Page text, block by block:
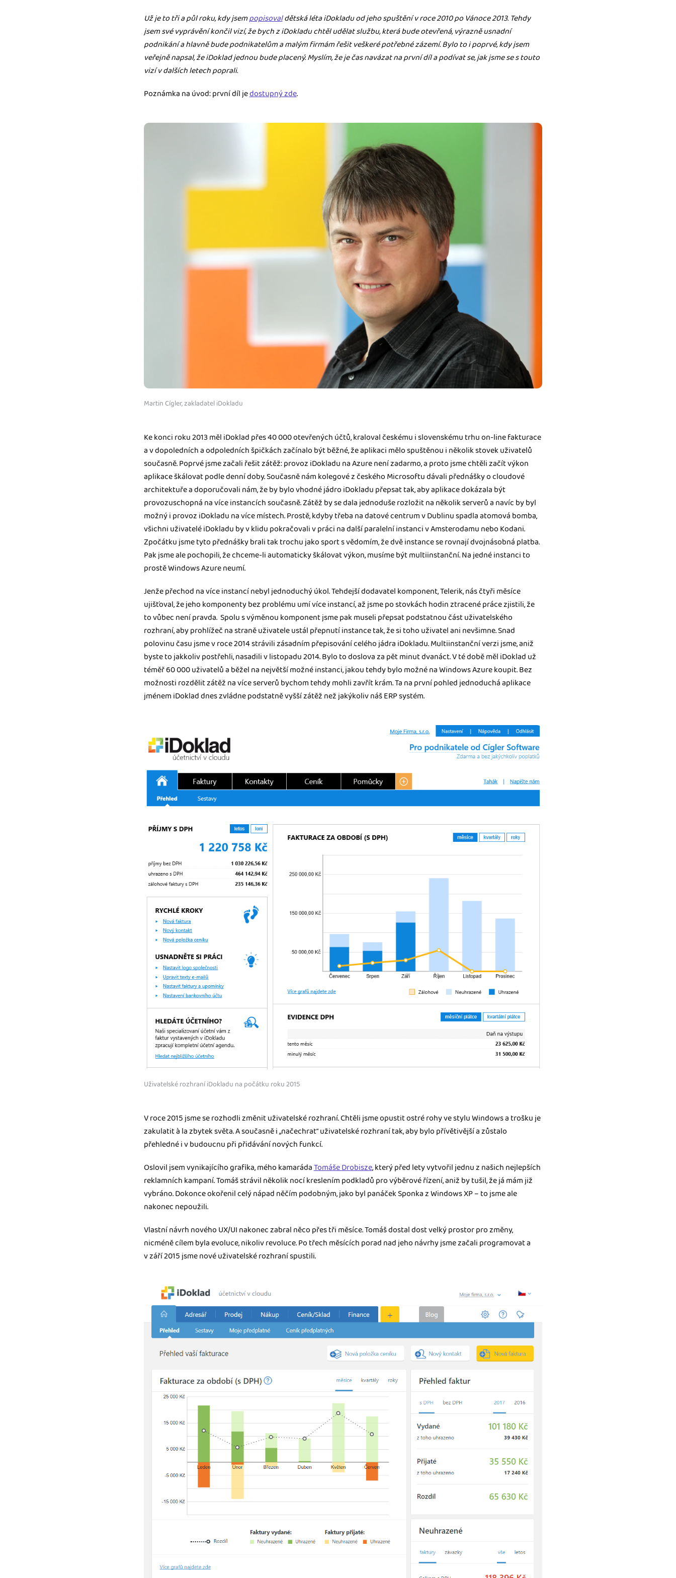
Výkazy pro úřady
Užívejte, že máte podklady pro finanční
úřad v naprostém pořádku.
Propojení na další systémy
Nechte iDoklad pracovat za vás. Díky
propojení s e-shopem, bankou, CRM...
Už je to tři a půl roku, kdy jsempopisovaldětská léta iDokladu od jeho spuštění v roce 2010 po Vánoce 2013. Tehdy
jsem své vyprávění končil vizí, že bych z iDokladu chtěl udělat službu, která bude otevřená, výrazně usnadní
podnikání a hlavně bude podnikatelům a malým firmám řešit veškeré potřebné zázemí. Bylo to i poprvé, kdy jsem
veřejně napsal, že iDoklad jednou bude placený. Myslím, že je čas navázat na první díl a podívat se, jak jsme se s touto
vizí v dalších letech poprali.
Poznámka na úvod: první díl jedostupný zde.
Martin Cígler, zakladatel iDokladu
Ke konci roku 2013 měl iDoklad přes 40 000 otevřených účtů, kraloval českému i slovenskému trhu on-line fakturace
a v dopoledních a odpoledních špičkách začínalo být běžné, že aplikaci mělo spuštěnou i několik stovek uživatelů
současně. Poprvé jsme začali řešit zátěž: provoz iDokladu na Azure není zadarmo, a proto jsme chtěli začít výkon
aplikace škálovat podle denní doby. Současně nám kolegové z českého Microsoftu dávali přednášky o cloudové
architektuře a doporučovali nám, že by bylo vhodné jádro iDokladu přepsat tak, aby aplikace dokázala být
provozuschopná na více instancích současně. Zátěž by se dala jednoduše rozložit na několik serverů a navíc by byl
možný i provoz iDokladu na více místech. Prostě, kdyby třeba na datové centrum v Dublinu spadla atomová bomba,
všichni uživatelé iDokladu by v klidu pokračovali v práci na další paralelní instanci v Amsterodamu nebo Kodani.
Zpočátku jsme tyto přednášky brali tak trochu jako sport s vědomím, že dvě instance se rovnají dvojnásobná platba.
Pak jsme ale pochopili, že chceme-li automaticky škálovat výkon, musíme být multiinstanční. Na jedné instanci to
prostě Windows Azure neumí.
Jenže přechod na více instancí nebyl jednoduchý úkol. Tehdejší dodavatel komponent, Telerik, nás čtyři měsíce
ujišťoval, že jeho komponenty bez problému umí více instancí, až jsme po stovkách hodin ztracené práce zjistili, že
to vůbec není pravda. Spolu s výměnou komponent jsme pak museli přepsat podstatnou část uživatelského
rozhraní, aby prohlížeč na straně uživatele ustál přepnutí instance tak, že si toho uživatel ani nevšimne. Snad
polovinu času jsme v roce 2014 strávili zásadním přepisování celého jádra iDokladu. Multiinstanční verzi jsme, aniž
byste to jakkoliv postřehli, nasadili v listopadu 2014. Bylo to doslova za pět minut dvanáct. V té době měl iDoklad už
téměř 60 000 uživatelů a běžel na největší možné instanci, jakou tehdy bylo možné na Windows Azure koupit. Bez
možnosti rozdělit zátěž na více serverů bychom tehdy mohli zavřít krám. Ta na první pohled jednoduchá aplikace
jménem iDoklad dnes zvládne podstatně vyšší zátěž než jakýkoliv náš ERP systém.
Uživatelské rozhraní iDokladu na počátku roku 2015
V roce 2015 jsme se rozhodli změnit uživatelské rozhraní. Chtěli jsme opustit ostré rohy ve stylu Windows a trošku je
zakulatit à la zbytek světa. A současně i „načechrat“ uživatelské rozhraní tak, aby bylo přívětivější a zůstalo
přehledné i v budoucnu při přidávání nových funkcí.
Oslovil jsem vynikajícího grafika, mého kamarádaTomáše Drobisze, který před lety vytvořil jednu z našich nejlepších
reklamních kampaní. Tomáš strávil několik nocí kreslením podkladů pro výběrové řízení, aniž by tušil, že já mám již
vybráno. Dokonce okořenil celý nápad něčím podobným, jako byl panáček Sponka z Windows XP – to jsme ale
nakonec nepoužili.
Vlastní návrh nového UX/UI nakonec zabral něco přes tři měsíce. Tomáš dostal dost velký prostor pro změny,
nicméně cílem byla evoluce, nikoliv revoluce. Po třech měsících porad nad jeho návrhy jsme začali programovat a
v září 2015 jsme nové uživatelské rozhraní spustili.